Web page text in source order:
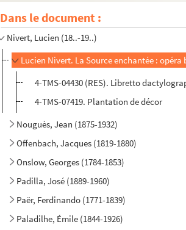
Dans le document :
Nicolai, Otto (1810-1849)
Nivert, Lucien (18..-19..)
Lucien Nivert. La Source enchantée :
4-TMS-04430 (RES). Libretto
4-TMS-07419. Plantation de décor
Nouguès, Jean (1875-1932)
Offenbach, Jacques (1819-1880)
Onslow, Georges (1784-1853)
Padilla, José (1889-1960)
Paër, Ferdinando (1771-1839)
Paladilhe, Émile (1844-1926)